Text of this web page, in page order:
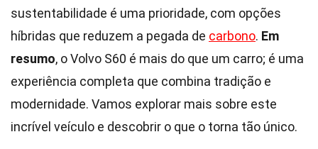
sustentabilidade é uma prioridade, com opções
híbridas que reduzem a pegada de carbono. Em
resumo, o Volvo S60 é mais do que um carro; é uma
experiência completa que combina tradição e
modernidade. Vamos explorar mais sobre este
incrível veículo e descobrir o que o torna tão único.